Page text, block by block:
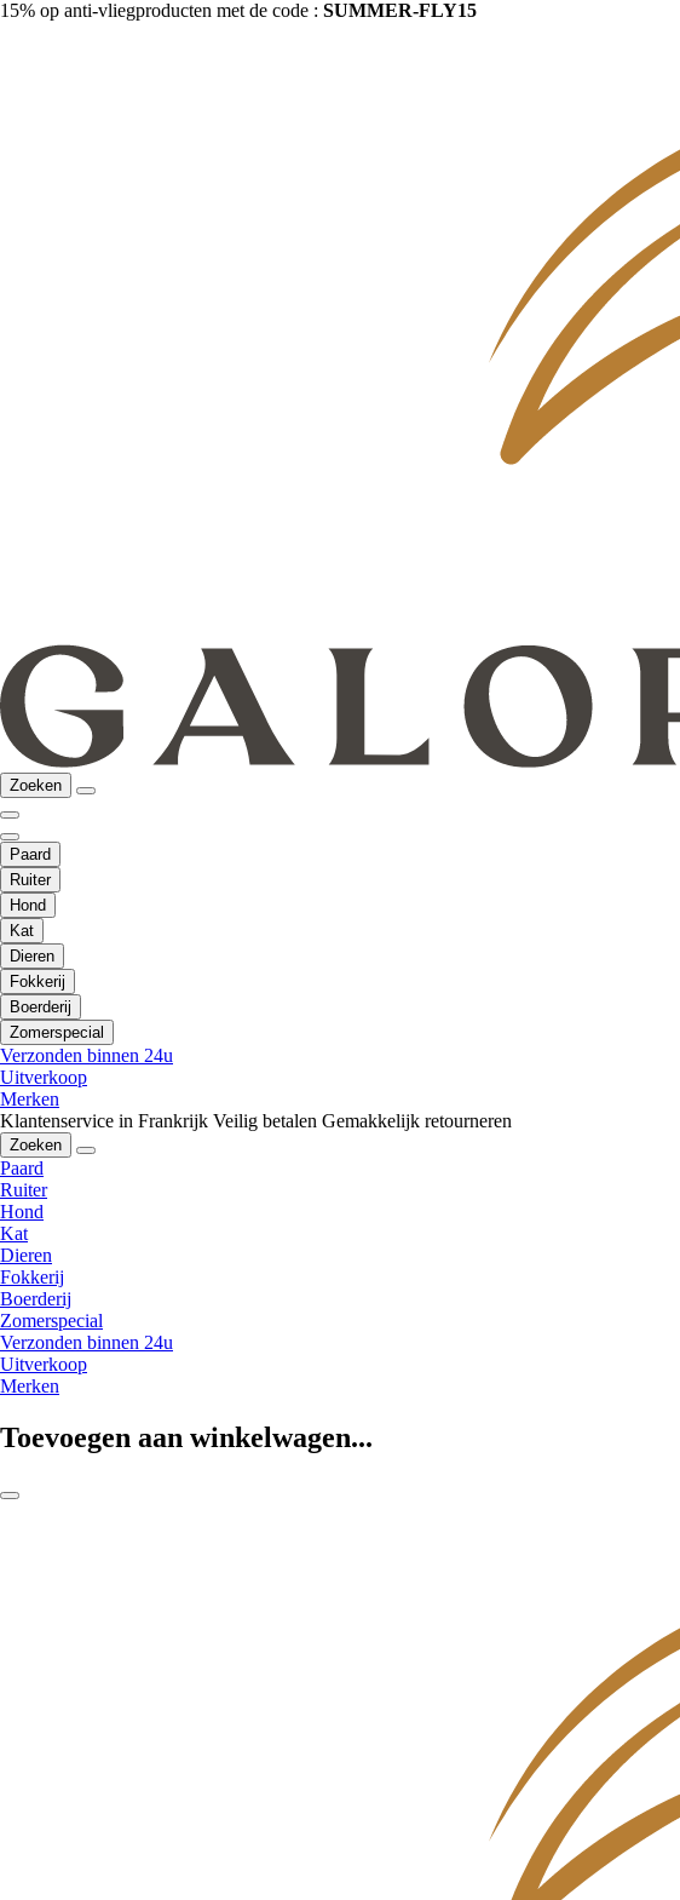
15% op anti-vliegproducten met de code : SUMMER-FLY15
Zoeken
Paard
Ruiter
Hond
Kat
Dieren
Fokkerij
Boerderij
Zomerspecial
Verzonden binnen 24u
Uitverkoop
Merken
Klantenservice in Frankrijk Veilig betalen Gemakkelijk retourneren
Zoeken
Paard
Ruiter
Hond
Kat
Dieren
Fokkerij
Boerderij
Zomerspecial
Verzonden binnen 24u
Uitverkoop
Merken
Toevoegen aan winkelwagen...